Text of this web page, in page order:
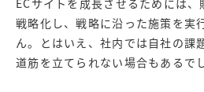
戦略化し、戦略に沿った施策を実
ん。とはいえ、社内では自社の課
道筋を立てられない場合もあるで